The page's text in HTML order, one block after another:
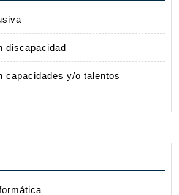
discapacidad
capacidades y/o talentos